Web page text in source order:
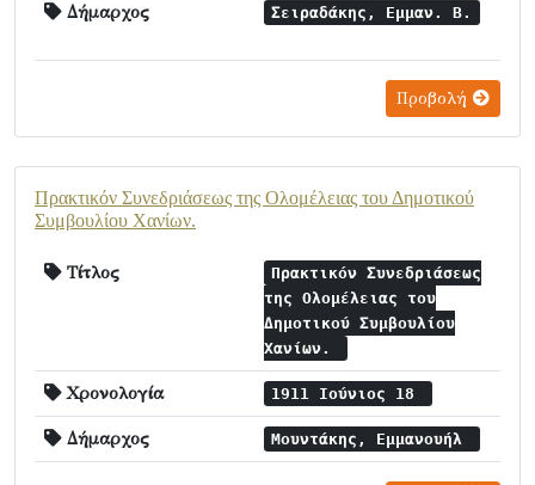
Δήμαρχος Σειραδάκης, Εμμαν. Β.
Προβολή
Πρακτικόν Συνεδριάσεως της Ολομέλειας του Δημοτικού
Συμβουλίου Χανίων.
Τίτλος
Πρακτικόν Συνεδριάσεως
της Ολομέλειας του
Δημοτικού Συμβουλίου
Χανίων.
Χρονολογία 1911 Ιούνιος 18
Δήμαρχος Μουντάκης, Εμμανουήλ